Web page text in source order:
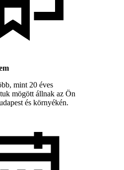
mint 20 éves
mögött állnak az Ön
és környékén.